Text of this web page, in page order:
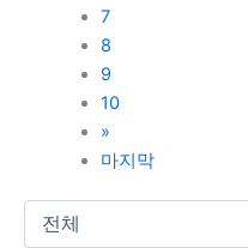
7
8
9
10
»
마지막